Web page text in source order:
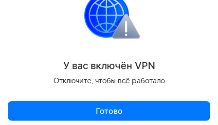
начинает искать новые слова. «Зальферы» — как
Поделиться
У вас включён VPN
Отключите, чтобы всё работало
Готово